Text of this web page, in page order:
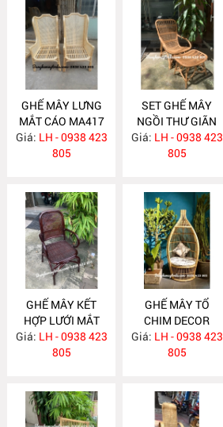
GHẾ MÂY LƯNG
MẮT CÁO MA417
Giá: LH - 0938 423
805
SET GHẾ MÂY
NGỒI THƯ GIÃN
MA416
Giá: LH - 0938 423
805
GHẾ MÂY KẾT
HỢP LƯỚI MẮT
CÁO MA400
Giá: LH - 0938 423
805
GHẾ MÂY TỔ
CHIM DECOR
MA395
Giá: LH - 0938 423
805